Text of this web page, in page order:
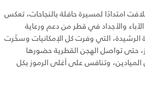
امتدادًا لمسيرة حافلة بالنجاحات، تعكس
والأجداد في قطر من دعم ورعاية
الرشيدة، التي وفرت كل الإمكانيات وسخّرت
حتى تواصل الهجن القطرية حضورها
وتنافس على أغلى الرموز بكل